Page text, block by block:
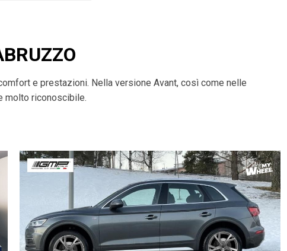
e prestazioni. Nella versione Avant, così come nelle
molto riconoscibile.